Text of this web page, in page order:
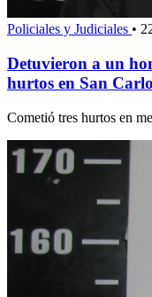
Policiales y Judiciales •
Detuvieron a un
hurtos en San
Cometió tres hurtos en